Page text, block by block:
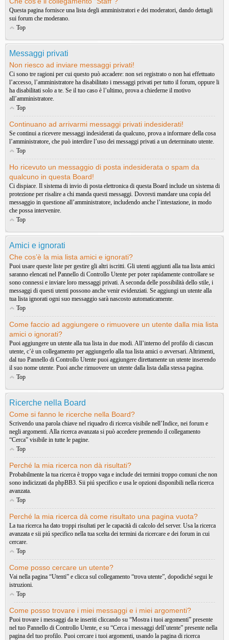
Questa pagina fornisce una lista degli amministratori e dei moderatori, dando dettagli
sui forum che moderano.
Top
Messaggi privati
Non riesco ad inviare messaggi privati!
Ci sono tre ragioni per cui questo può accadere: non sei registrato o non hai effettuato
l’accesso, l’amministratore ha disabilitato i messaggi privati per tutto il forum, oppure li
ha disabilitati solo a te. Se il tuo caso è l’ultimo, prova a chiederne il motivo
all’amministratore.
Top
Continuano ad arrivarmi messaggi privati indesiderati!
Se continui a ricevere messaggi indesiderati da qualcuno, prova a informare della cosa
l’amministratore, che può interdire l’uso dei messaggi privati a un determinato utente.
Top
Ho ricevuto un messaggio di posta indesiderata o spam da
qualcuno in questa Board!
Ci dispiace. Il sistema di invio di posta elettronica di questa Board include un sistema di
protezione per risalire a chi manda questi messaggi. Dovresti mandare una copia del
messaggio in questione all’amministratore, includendo anche l’intestazione, in modo
che possa intervenire.
Top
Amici e ignorati
Che cos’è la mia lista amici e ignorati?
Puoi usare queste liste per gestire gli altri iscritti. Gli utenti aggiunti alla tua lista amici
saranno elencati nel Pannello di Controllo Utente per poter rapidamente controllare se
sono connessi e inviare loro messaggi privati. A seconda delle possibilità dello stile, i
messaggi di questi utenti possono anche venir evidenziati. Se aggiungi un utente alla
tua lista ignorati ogni suo messaggio sarà nascosto automaticamente.
Top
Come faccio ad aggiungere o rimuovere un utente dalla mia lista
amici o ignorati?
Puoi aggiungere un utente alla tua lista in due modi. All’interno del profilo di ciascun
utente, c’è un collegamento per aggiungerlo alla tua lista amici o avversari. Altrimenti,
dal tuo Pannello di Controllo Utente puoi aggiungere direttamente un utente inserendo
il suo nome utente. Puoi anche rimuovere un utente dalla lista dalla stessa pagina.
Top
Ricerche nella Board
Come si fanno le ricerche nella Board?
Scrivendo una parola chiave nel riquadro di ricerca visibile nell’Indice, nei forum e
negli argomenti. Alla ricerca avanzata si può accedere premendo il collegamento
“Cerca” visibile in tutte le pagine.
Top
Perché la mia ricerca non dà risultati?
Probabilmente la tua ricerca è troppo vaga e include dei termini troppo comuni che non
sono indicizzati da phpBB3. Sii piú specifico e usa le opzioni disponibili nella ricerca
avanzata.
Top
Perché la mia ricerca dà come risultato una pagina vuota?
La tua ricerca ha dato troppi risultati per le capacità di calcolo del server. Usa la ricerca
avanzata e sii piú specifico nella tua scelta dei termini da ricercare e dei forum in cui
cercare.
Top
Come posso cercare un utente?
Vai nella pagina “Utenti” e clicca sul collegamento “trova utente”, dopodiché segui le
istruzioni.
Top
Come posso trovare i miei messaggi e i miei argomenti?
Puoi trovare i messaggi da te inseriti cliccando su “Mostra i tuoi argomenti” presente
nel tuo Pannello di Controllo Utente, e su “Cerca i messaggi dell’utente” presente nella
pagina del tuo profilo. Puoi cercare i tuoi argomenti, usando la pagina di ricerca